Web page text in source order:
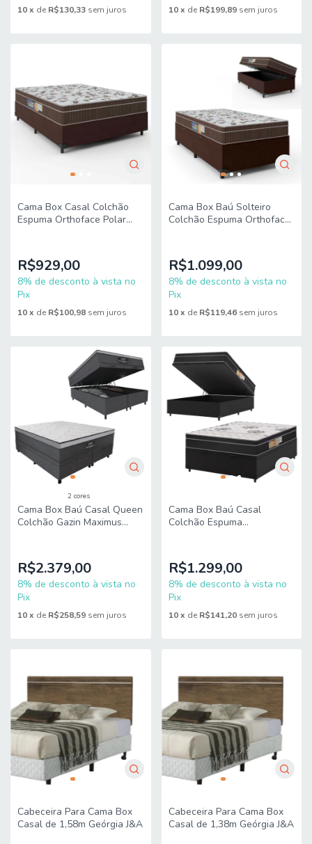
10x de R$130,33 sem juros 10 x de R$199,89 sem juros
Cama Box Casal Colchão
Espuma Orthoface Polar
Pessoa
R$929,00
8% de desconto à vista no
Pix
10x de R$100,98 sem juros
Cama Box Baú Solteiro
Colchão Espuma Orthoface
R$1.099,00
8% de desconto à vista no
Pix
10 x de R$119,46 sem juros
2 cores
Cama Box Baú Casal Queen
Colchão Gazin Maximus
R$2.379,00
8% de desconto à vista no
Pix
10x de R$258,59 sem juros
Cama Box Baú Casal
Colchão Espuma
R$1.299,00
8% de desconto à vista no
Pix
10 x de R$141,20 sem juros
Cabeceira Para Cama Box
Casal de 1,58m Geórgia J&A
Cabeceira Para Cama Box
Casal de 1,38m Geórgia J&A